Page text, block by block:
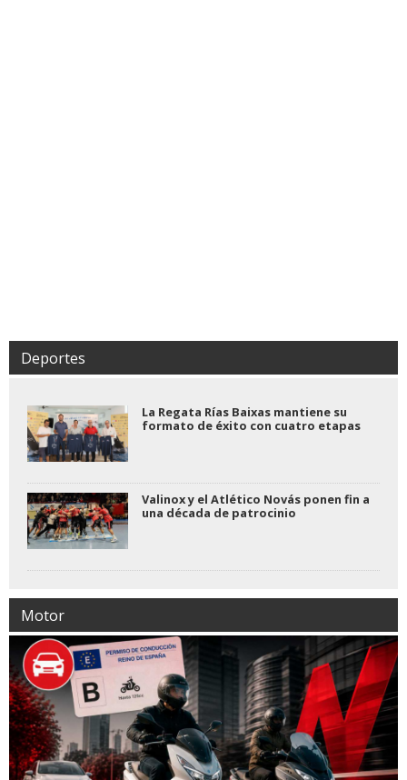
Deportes
La Regata Rías Baixas mantiene su
formato de éxito con cuatro etapas
Valinox y el Atlético Novás ponen fin a
una década de patrocinio
Motor